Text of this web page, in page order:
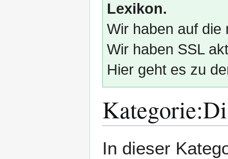
Lexikon.
Wir haben auf die
Wir haben SSL
Hier geht es zu
Kategorie:
Navigation
Suche
In dieser